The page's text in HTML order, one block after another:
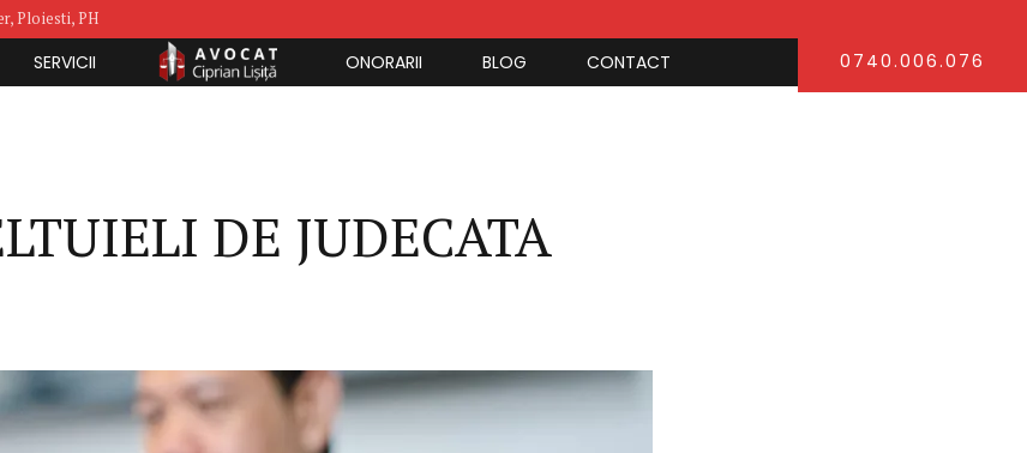
Ploiesti, PH
0740.006.076
SERVICII ONORARII BLOG CONTACT
DE JUDECATA